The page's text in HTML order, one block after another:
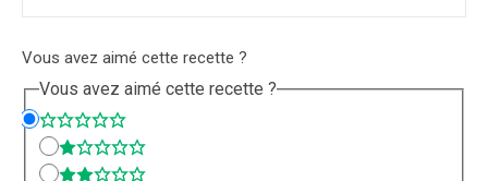
Vous avez aimé cette recette ?
Vous avez aimé cette recette ?